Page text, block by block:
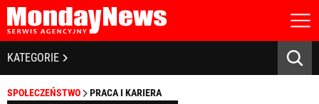
STRONA GŁÓWNA
O NAS
POLITYKA PRYWATNOŚCI
REGULAMIN
KATEGORIE
BIZNES I GOSPODARKA
BANKOWOŚĆ I FINANSE
SPOŁECZEŃSTWO
PRACA I KARIERA